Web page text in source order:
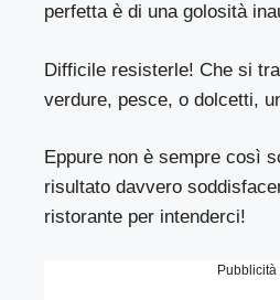
perfetta è di una golosità
Difficile resisterle! Che si
verdure, pesce, o dolcetti,
Eppure non è sempre così
risultato davvero
ristorante per intenderci!
Pubblicità